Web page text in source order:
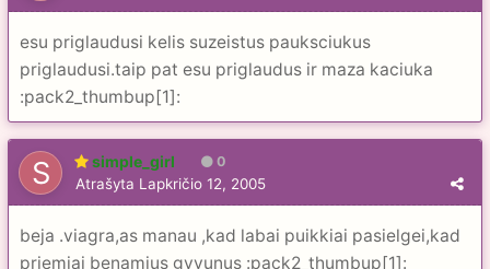
esu priglaudusi kelis suzeistus pauksciukus
priglaudusi.taip pat esu priglaudus ir maza kaciuka
:pack2_thumbup[1]:
simple_girl 0
Atrašyta Lapkričio 12, 2005
beja .viagra,as manau ,kad labai puikkiai pasielgei,kad
priemiai benamius gyvunus :pack2_thumbup[1]: